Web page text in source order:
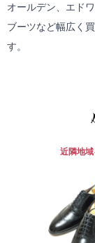
オールデン、エド
ブーツなど幅広く
す。
近隣地域